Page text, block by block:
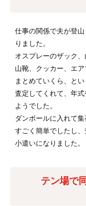
仕事の関係で夫が登
りました。
オスプレーのザック
山靴、クッカー、エ
まとめていくら、と
査定してくれて、年
ようでした。
ダンボールに入れて
すごく簡単でしたし
小遣いになりました。
テン場で